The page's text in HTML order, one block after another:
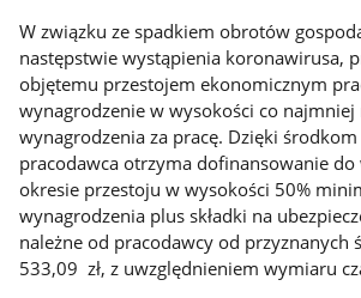
W związku ze spadkiem obrotów
następstwie wystąpienia koronawirusa,
objętemu przestojem ekonomicznym
wynagrodzenie w wysokości co
wynagrodzenia za pracę. Dzięki środkom
pracodawca otrzyma dofinansowanie
okresie przestoju w wysokości 50%
wynagrodzenia plus składki na
należne od pracodawcy od przyznanych
533,09 zł, z uwzględnieniem wymiaru